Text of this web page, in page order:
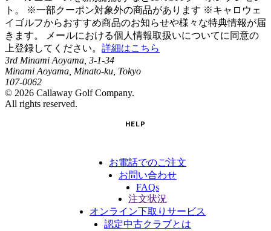
ト。 ※一部クーポン対象外の商品があります ※キャロウェ
イゴルフからおすすめ商品のお知らせや様々な特典情報が届
きます。 メールにおける個人情報取扱いについてに同意の
上登録してください。 詳細はこちら
3rd Minami Aoyama, 3-1-34
Minami Aoyama, Minato-ku, Tokyo
107-0062
© 2026 Callaway Golf Company.
All rights reserved.
HELP
お電話でのご注文
お問い合わせ
FAQs
注文状況
オンライン下取りサービス
認定中古クラブとは